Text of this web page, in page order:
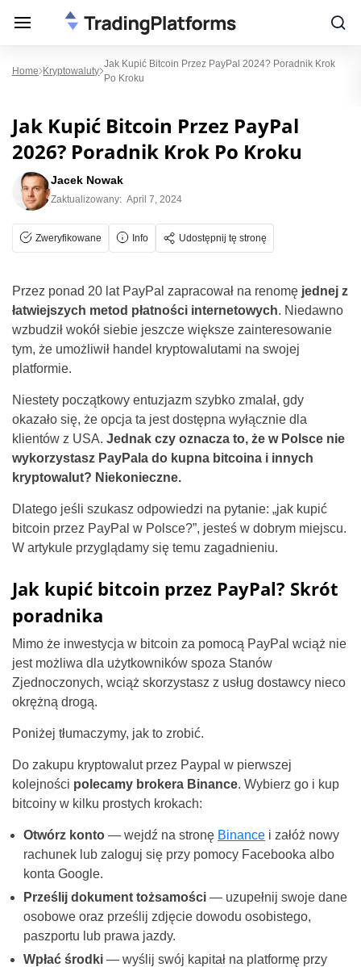
Home Kryptowaluty
Jak Kupić Bitcoin Przez PayPal 2024? Poradnik Krok
Po Kroku
Jak Kupić Bitcoin Przez PayPal
2026? Poradnik Krok Po Kroku
Jacek Nowak
Zaktualizowany: April 7, 2024
Zweryfikowane Info Udostępnij tę stronę
Przez ponad 20 lat PayPal zapracował na renomę jednej z
łatwiejszych metod płatności internetowych. Niedawno
wzbudził wokół siebie jeszcze większe zainteresowanie
tym, że umożliwił handel kryptowalutami na swojej
platformie.
Niestety początkowy entuzjazm szybko zmalał, gdy
okazało się, że opcja ta jest dostępna wyłącznie dla
klientów z USA. Jednak czy oznacza to, że w Polsce nie
wykorzystasz PayPala do kupna bitcoina i innych
kryptowalut? Niekonieczne.
Dlatego jeśli szukasz odpowiedzi na pytanie: „jak kupić
bitcoin przez PayPal w Polsce?”, jesteś w dobrym miejscu.
W artykule przyglądamy się temu zagadnieniu.
Jak kupić bitcoin przez PayPal? Skrót
poradnika
Mimo że inwestycja w bitcoin za pomocą PayPal wciąż nie
jest możliwa dla użytkowników spoza Stanów
Zjednoczonych, wciąż skorzystasz z usług dostawcy nieco
okrężną drogą.
Poniżej tłumaczymy, jak to zrobić.
Do zakupu kryptowalut przez Paypal w pierwszej
kolejności polecamy brokera Binance. Wybierz go i kup
bitcoiny w kilku prostych krokach:
Otwórz konto — wejdź na stronę Binance i załóż nowy
rachunek lub zaloguj się przy pomocy Facebooka albo
konta Google.
Prześlij dokument tożsamości — uzupełnij swoje dane
osobowe oraz prześlij zdjęcie dowodu osobistego,
paszportu lub prawa jazdy.
Wpłać środki — wyślij swój kapitał na platformę przy